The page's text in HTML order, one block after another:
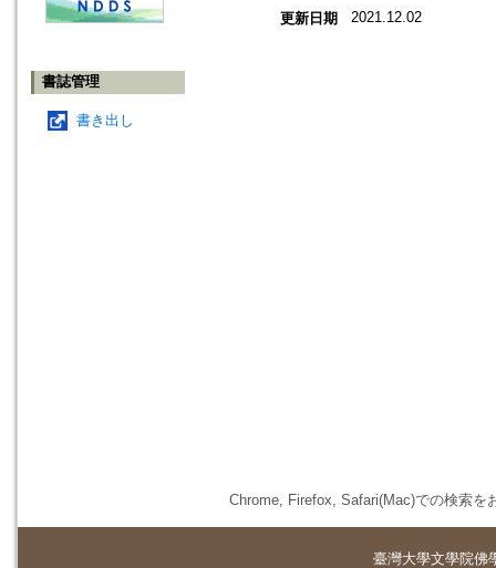
書誌管理
書き出し
更新日期 2021.12.02
Chrome, Firefox, Safari(Mac)での検索を
臺灣大學文學院佛